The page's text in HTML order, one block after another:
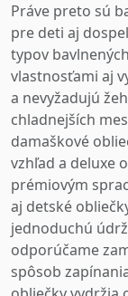
Práve preto sú
pre deti aj
typov
vlastnosťami aj
a nevyžadujú
chladnejších
damaškové
vzhľad a deluxe
prémiovým
aj detské
jednoduchú
odporúčame
spôsob